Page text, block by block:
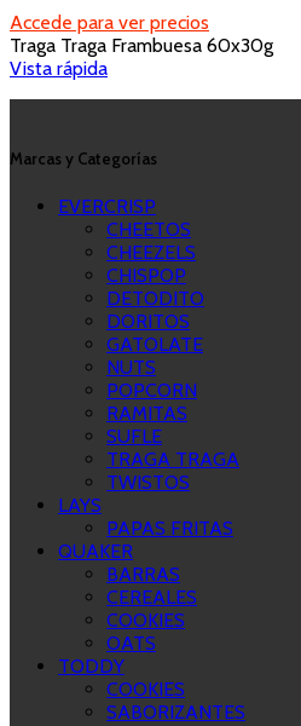
Accede para ver precios
Traga Traga Frambuesa 60x30g
Vista rápida
Marcas y Categorías
EVERCRISP
CHEETOS
CHEEZELS
CHISPOP
DETODITO
DORITOS
GATOLATE
NUTS
POPCORN
RAMITAS
SUFLE
TRAGA TRAGA
TWISTOS
LAYS
PAPAS FRITAS
QUAKER
BARRAS
CEREALES
COOKIES
OATS
TODDY
COOKIES
SABORIZANTES